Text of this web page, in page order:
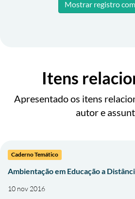
Mostrar registro
Itens
Apresentado os itens
autor e
Caderno Temático
Ambientação em Educação a
10 nov 2016